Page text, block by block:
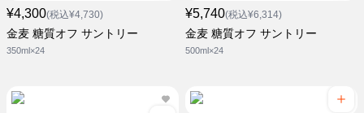
¥4,300(税込¥4,730)
金麦 糖質オフ サントリー
350ml×24
¥5,740(税込¥6,314)
金麦 糖質オフ サントリー
500ml×24